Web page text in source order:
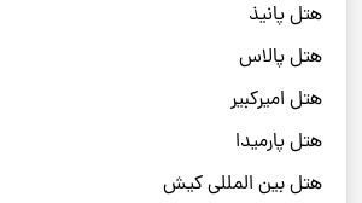
هتل پانیذ
هتل پالاس
هتل امیرکبیر
هتل پارمیدا
هتل بین المللی کیش